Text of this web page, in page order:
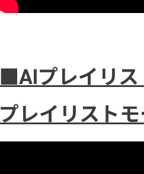
■AIプレイリ
プレイリスト